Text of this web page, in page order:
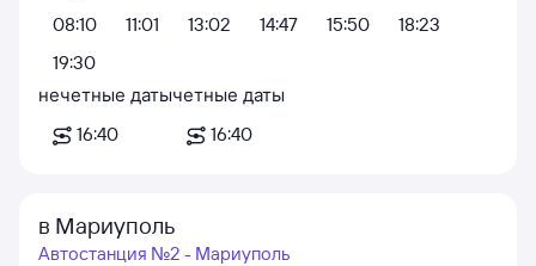
08:10
11:01 13:02 14:47 15:50
18:23
19:30
нечетные даты
16:40
четные даты
16:40
в Мариуполь
Автостанция №2 - Мариуполь